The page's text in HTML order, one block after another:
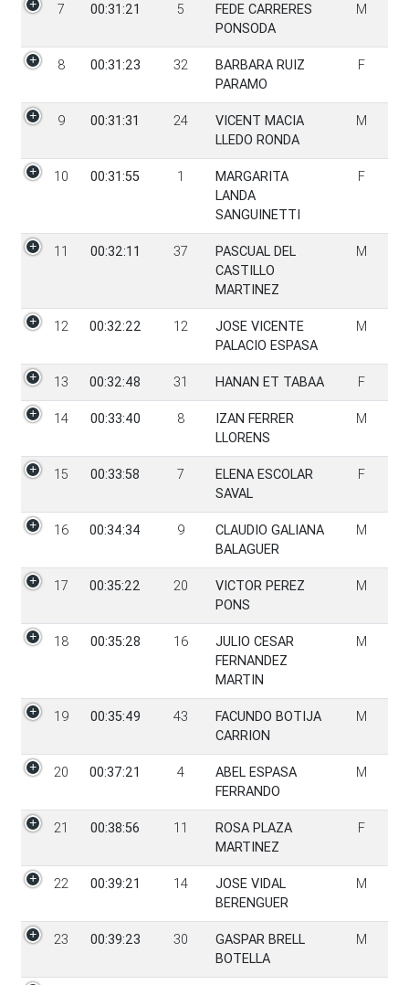
7 00:31:21 5
FEDE CARRERES
PONSODA
M
8 00:31:23 32
BARBARA RUIZ
PARAMO
F
9 00:31:31 24
VICENT MACIA
LLEDO RONDA
M
10 00:31:55 1
MARGARITA
LANDA
SANGUINETTI
F
11 00:32:11 37
PASCUAL DEL
CASTILLO
MARTINEZ
M
12 00:32:22 12
JOSE VICENTE
PALACIO ESPASA
M
13 00:32:48 31 HANAN ET TABAA F
14 00:33:40 8
IZAN FERRER
LLORENS
M
15 00:33:58 7
ELENA ESCOLAR
SAVAL
F
16 00:34:34 9
CLAUDIO GALIANA
BALAGUER
M
17 00:35:22 20
VICTOR PEREZ
PONS
M
18 00:35:28 16
JULIO CESAR
FERNANDEZ
MARTIN
M
19 00:35:49 43
FACUNDO BOTIJA
CARRION
M
20 00:37:21 4
ABEL ESPASA
FERRANDO
M
21 00:38:56 11
ROSA PLAZA
MARTINEZ
F
22 00:39:21 14
JOSE VIDAL
BERENGUER
M
23 00:39:23 30
GASPAR BRELL
BOTELLA
M